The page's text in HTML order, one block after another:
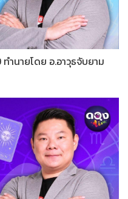
ำนายโดย อ.อาวุธจับยาม